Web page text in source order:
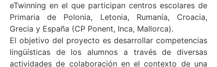
eTwinning en el que participan centros escolares de
Primaria de Polonia, Letonia, Rumanía, Croacia,
Grecia y España (CP Ponent, Inca, Mallorca).
El objetivo del proyecto es desarrollar competencias
lingüísticas de los alumnos a través de diversas
actividades de colaboración en el contexto de una